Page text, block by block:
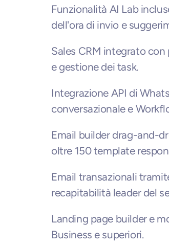
Funzionalità AI Lab
dell'ora di invio e
Sales CRM integrato
e gestione dei task.
Integrazione API di
conversazionale e
Email builder drag-and-
oltre 150 template
Email transazionali
recapitabilità leader del
Landing page builder e
Business e superiori.